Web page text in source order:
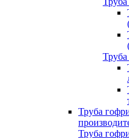
Труба
Труба
Труба